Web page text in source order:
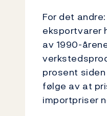
For det
eksportvarer
av 1990-
prosent
følge av at
importpriser